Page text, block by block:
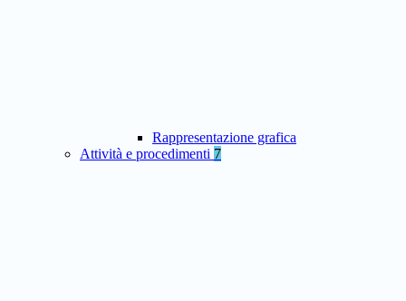
Rappresentazione grafica
Attività e procedimenti 7